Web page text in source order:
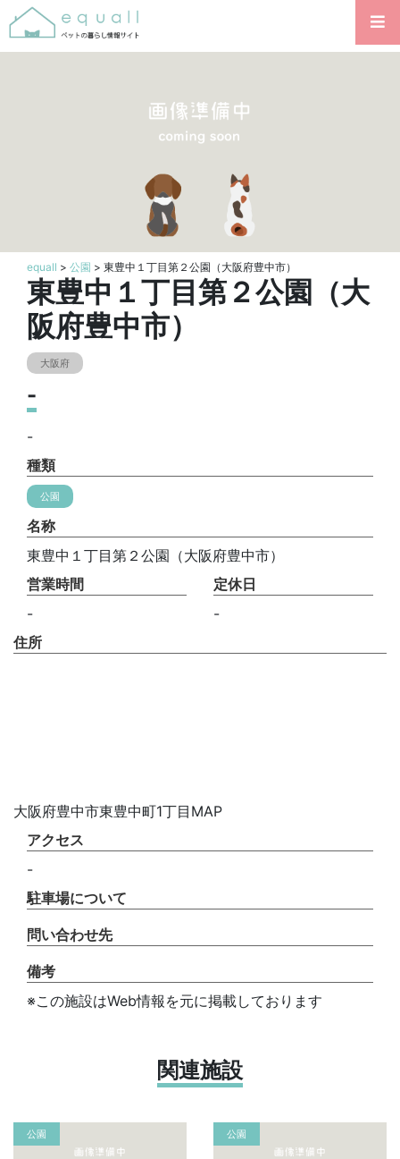
equall > 公園 > 東豊中１丁目第２公園（大阪府豊中市）
東豊中１丁目第２公園（大
阪府豊中市）
大阪府
-
-
種類
公園
名称
東豊中１丁目第２公園（大阪府豊中市）
営業時間
-
定休日
-
住所
大阪府豊中市東豊中町1丁目MAP
アクセス
-
駐車場について
問い合わせ先
備考
※この施設はWeb情報を元に掲載しております
関連施設
公園 公園